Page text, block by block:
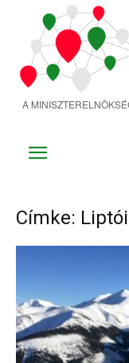
tartalomra
A
Címke: